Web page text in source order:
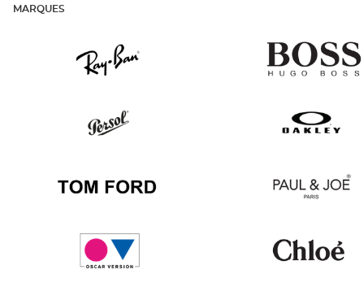
MARQUES